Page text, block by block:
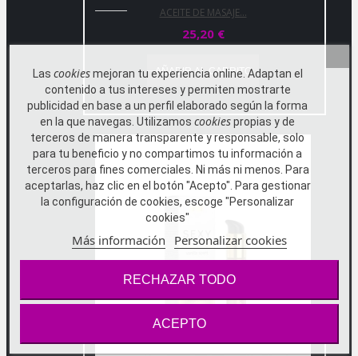
Las cookiesmejoran tu experiencia online. Adaptan el
contenido a tus intereses y permiten mostrarte
publicidad en base a un perfil elaborado según la forma
en la que navegas. Utilizamos cookiespropias y de
terceros de manera transparente y responsable, solo
para tu beneficio y no compartimos tu información a
terceros para fines comerciales. Ni más ni menos. Para
aceptarlas, haz clic en el botón "Acepto". Para gestionar
la configuración de cookies, escoge "Personalizar
cookies"
Más información Personalizar cookies
RECHAZAR TODO
ACEPTO
ACEITE DE MASAJE...
25,20 €
AÑADIR AL CARRITO